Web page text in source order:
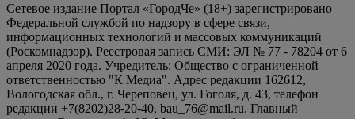
Сетевое издание Портал «ГородЧе» (18+) зарегистрировано
Федеральной службой по надзору в сфере связи,
информационных технологий и массовых коммуникаций
(Роскомнадзор). Реестровая запись СМИ: ЭЛ № 77 - 78204 от 6
апреля 2020 года. Учредитель: Общество с ограниченной
ответственностью "К Медиа". Адрес редакции 162612,
Вологодская обл., г. Череповец, ул. Гоголя, д. 43, телефон
редакции +7(8202)28-20-40, bau_76@mail.ru. Главный